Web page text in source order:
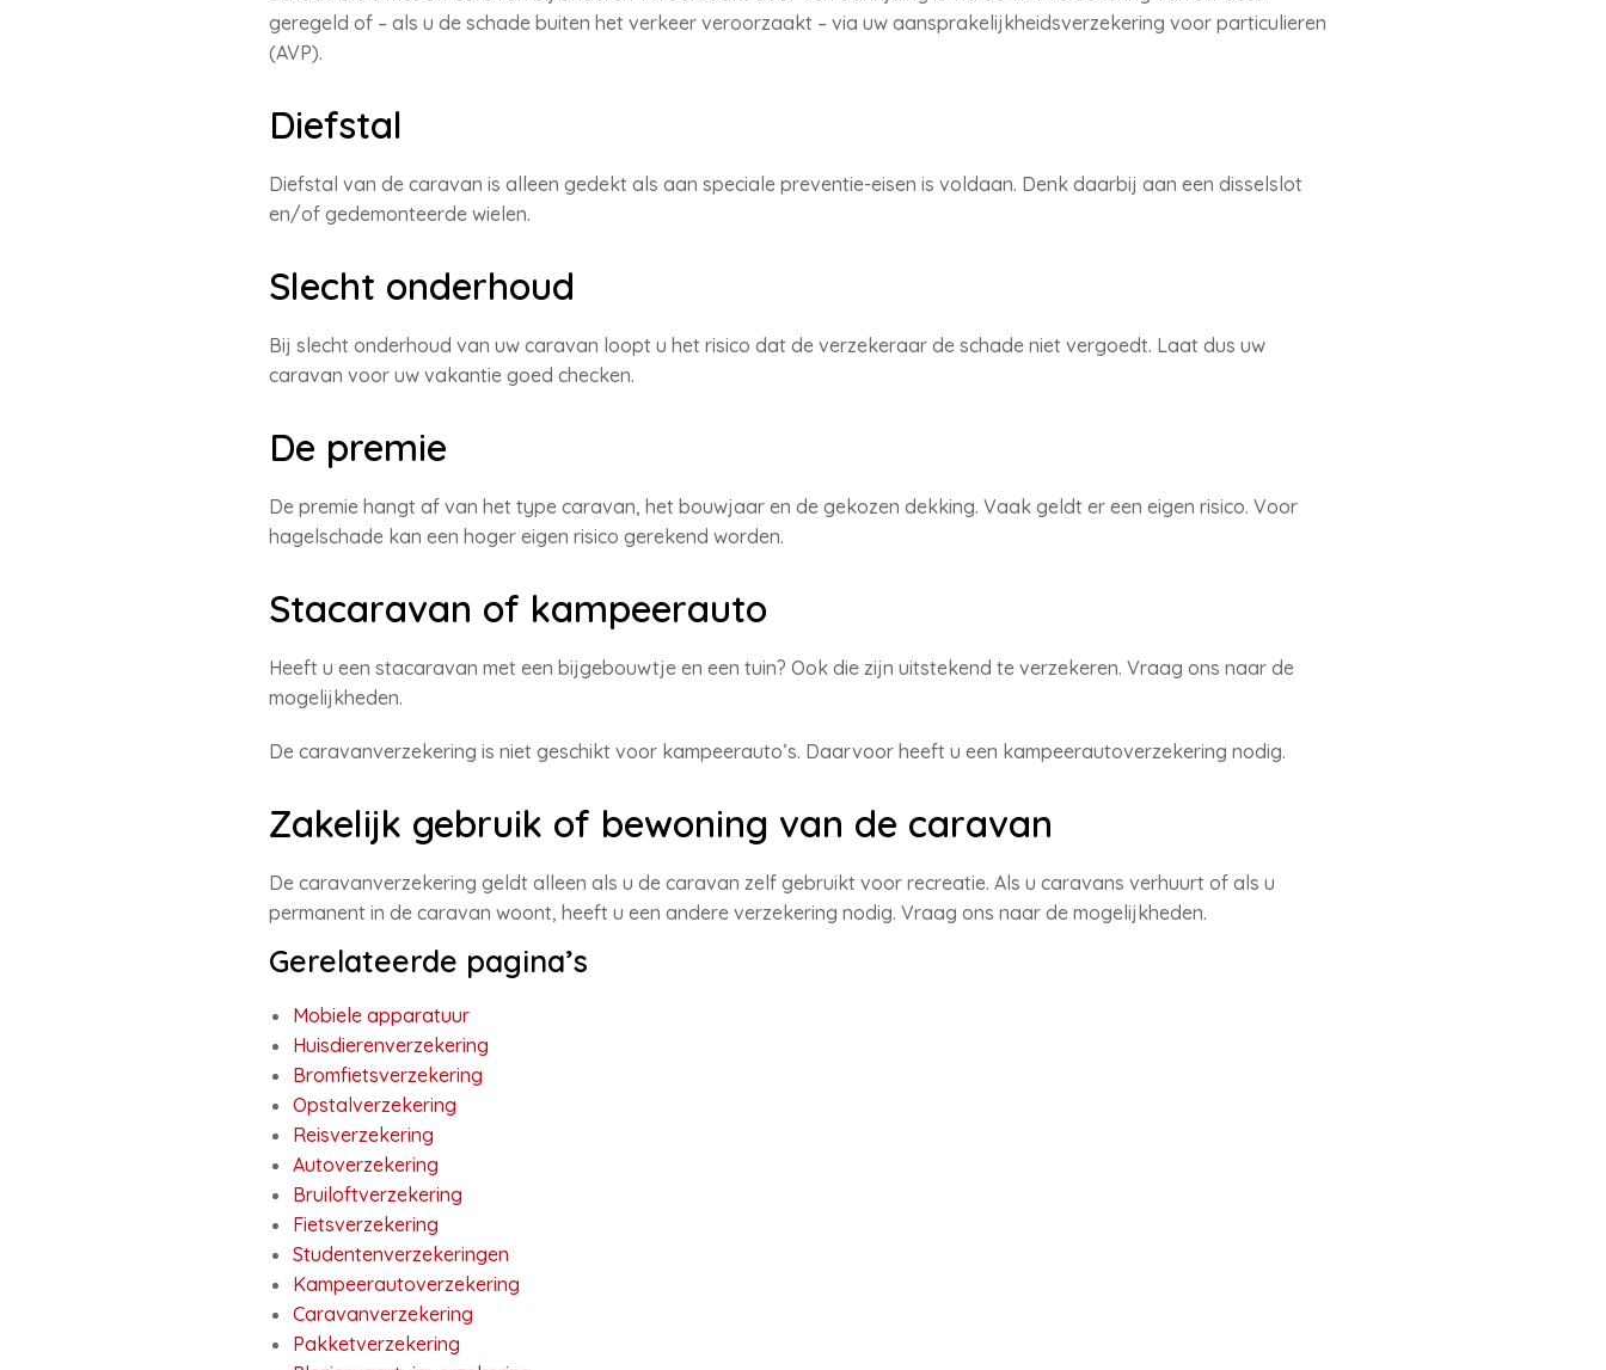
geregeld of – als u de schade buiten het verkeer veroorzaakt – via uw aansprakelijkheidsverzekering voor particulieren
(AVP).
Diefstal
Diefstal van de caravan is alleen gedekt als aan speciale preventie-eisen is voldaan. Denk daarbij aan een disselslot
en/of gedemonteerde wielen.
Slecht onderhoud
Bij slecht onderhoud van uw caravan loopt u het risico dat de verzekeraar de schade niet vergoedt. Laat dus uw
caravan voor uw vakantie goed checken.
De premie
De premie hangt af van het type caravan, het bouwjaar en de gekozen dekking. Vaak geldt er een eigen risico. Voor
hagelschade kan een hoger eigen risico gerekend worden.
Stacaravan of kampeerauto
Heeft u een stacaravan met een bijgebouwtje en een tuin? Ook die zijn uitstekend te verzekeren. Vraag ons naar de
mogelijkheden.
De caravanverzekering is niet geschikt voor kampeerauto’s. Daarvoor heeft u een kampeerautoverzekering nodig.
Zakelijk gebruik of bewoning van de caravan
De caravanverzekering geldt alleen als u de caravan zelf gebruikt voor recreatie. Als u caravans verhuurt of als u
permanent in de caravan woont, heeft u een andere verzekering nodig. Vraag ons naar de mogelijkheden.
Gerelateerde pagina’s
Mobiele apparatuur
Huisdierenverzekering
Bromfietsverzekering
Opstalverzekering
Reisverzekering
Autoverzekering
Bruiloftverzekering
Fietsverzekering
Studentenverzekeringen
Kampeerautoverzekering
Caravanverzekering
Pakketverzekering